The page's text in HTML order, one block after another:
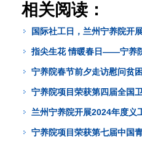
相关阅读：
国际社工日，兰州宁养院开
指尖生花 情暖春日——宁养
宁养院春节前夕走访慰问贫
宁养院项目荣获第四届全国
兰州宁养院开展2024年度义
宁养院项目荣获第七届中国